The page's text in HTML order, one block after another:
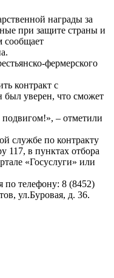
награды за
при защите страны и
сообщает
фермерского
контракт с
уверен, что сможет
подвигом!», – отметили
службе по контракту
117, в пунктах отбора
«Госуслуги» или
по телефону: 8 (8452)
ул.Буровая, д. 36.